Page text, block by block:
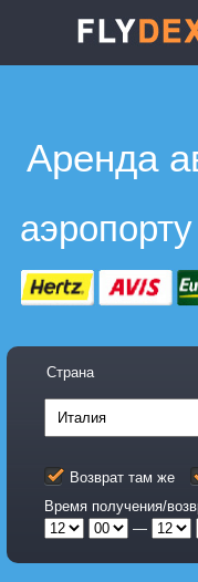
Аренда
Страна
Возврат там же
Время получения/
—